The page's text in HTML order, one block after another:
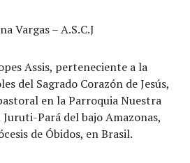
Vargas – A.S.C.J
Assis, perteneciente a la
del Sagrado Corazón de Jesús,
en la Parroquia Nuestra
Juruti-Pará del bajo Amazonas,
de Óbidos, en Brasil.